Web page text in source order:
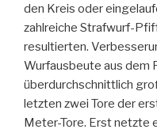
den Kreis oder
zahlreiche Strafwurf-
resultierten.
Wurfausbeute aus dem
überdurchschnittlich
letzten zwei Tore der
Meter-Tore. Erst netzte